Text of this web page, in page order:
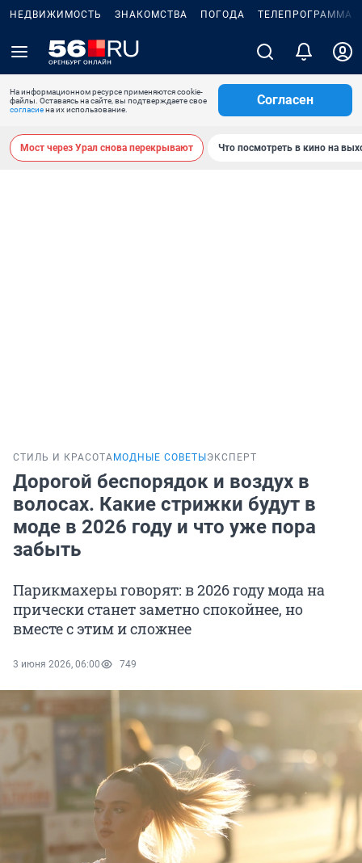
НЕДВИЖИМОСТЬ ЗНАКОМСТВА ПОГОДА ТЕЛЕПРОГРАММА
На информационном ресурсе применяются cookie-
файлы. Оставаясь на сайте, вы подтверждаете свое
согласиена их использование.
Согласен
Мост через Урал снова перекрывают Что посмотреть в кино на
СТИЛЬ И КРАСОТА МОДНЫЕ СОВЕТЫ ЭКСПЕРТ
Дорогой беспорядок и воздух в
волосах. Какие стрижки будут в
моде в 2026 году и что уже пора
забыть
Парикмахеры говорят: в 2026 году мода на
прически станет заметно спокойнее, но
вместе с этим и сложнее
3 июня 2026, 06:00 749